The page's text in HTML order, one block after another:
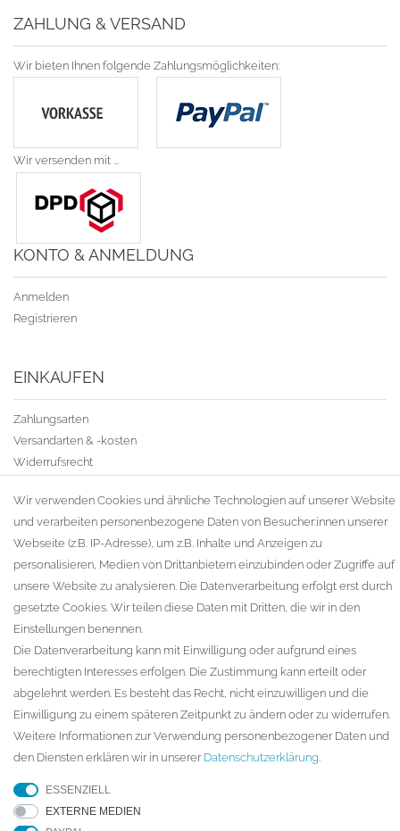
ZAHLUNG & VERSAND
Wir bieten Ihnen folgende Zahlungsmöglichkeiten:
Wir versenden mit ...
KONTO & ANMELDUNG
Anmelden
Registrieren
EINKAUFEN
Zahlungsarten
Versandarten & -kosten
Widerrufsrecht
Zur Kasse
Gewerbekunden
KAUFVERTRAG WIDERRUFEN
UNTERNEHMEN
Kontakt
Datenschutzerklärung
AGB
Impressum
* Für Lieferungen nach Deutschland. Die Lieferzeiten für andere
Länder und die Informationen zur Berechnung des Liefertermins finden
Wir verwenden Cookies und ähnliche Technologien auf unserer Website
und verarbeiten personenbezogene Daten von Besucher:innen unserer
Webseite (z.B. IP-Adresse), um z.B. Inhalte und Anzeigen zu
personalisieren, Medien von Drittanbietern einzubinden oder Zugriffe auf
unsere Website zu analysieren. Die Datenverarbeitung erfolgt erst durch
gesetzte Cookies. Wir teilen diese Daten mit Dritten, die wir in den
Einstellungen benennen.
Die Datenverarbeitung kann mit Einwilligung oder aufgrund eines
berechtigten Interesses erfolgen. Die Zustimmung kann erteilt oder
abgelehnt werden. Es besteht das Recht, nicht einzuwilligen und die
Einwilligung zu einem späteren Zeitpunkt zu ändern oder zu widerrufen.
Weitere Informationen zur Verwendung personenbezogener Daten und
den Diensten erklären wir in unserer Daten­schutz­erklärung.
ESSENZIELL
EXTERNE MEDIEN